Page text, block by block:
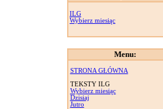
ILG
Wybierz miesiąc
Menu:
STRONA GŁÓWNA
TEKSTY ILG
Wybierz miesiąc
Dzisiaj
Jutro